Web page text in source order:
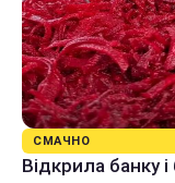
СМАЧНО
Відкрила банку